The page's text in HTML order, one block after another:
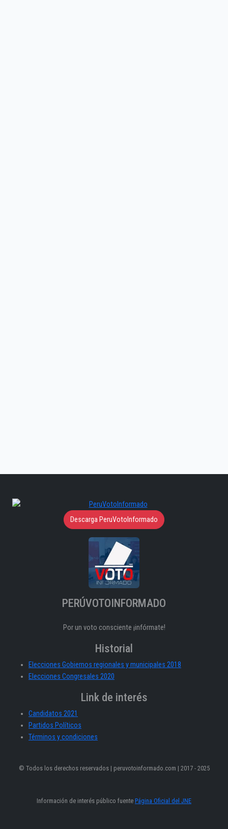
Descarga PeruVotoInformado
PERÚVOTOINFORMADO
Por un voto consciente ¡infórmate!
Historial
Elecciones Gobiernos regionales y municipales 2018
Elecciones Congresales 2020
Link de interés
Candidatos 2021
Partidos Políticos
Términos y condiciones
© Todos los derechos reservados | peruvotoinformado.com | 2017 - 2025
Información de interés público fuente Página Oficial del JNE